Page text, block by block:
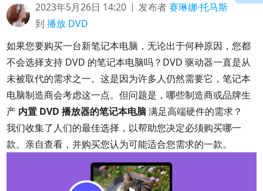
2023年5月26日 14:20 发布者赛琳娜·托马斯
到播放 DVD
如果您要购买一台新笔记本电脑，无论出于何种原因，您都
不会选择支持 DVD 的笔记本电脑吗？DVD 驱动器一直是从
未被取代的需求之一。这是因为许多人仍然需要它，笔记本
电脑制造商会考虑这一点。但问题是，哪些制造商或品牌生
产 内置 DVD 播放器的笔记本电脑满足高端硬件的需求？
我们收集了人们的最佳选择，以帮助您决定必须购买哪一
款。亲自查看，并购买您认为可能适合您需求的一款。